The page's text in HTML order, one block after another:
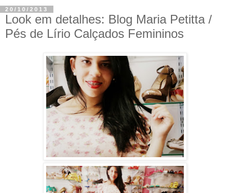
20/10/2013
Look em detalhes: Blog Maria Petitta /
Pés de Lírio Calçados Femininos